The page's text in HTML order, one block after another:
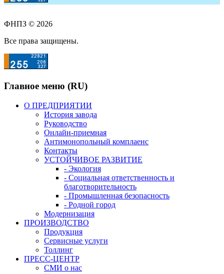
ФНПЗ © 2026
Все права защищены.
Главное меню (RU)
О ПРЕДПРИЯТИИ
История завода
Руководство
Онлайн-приемная
Антимонопольный комплаенс
Контакты
УСТОЙЧИВОЕ РАЗВИТИЕ
- Экология
- Социальная ответственность и
благотворительность
- Промышленная безопасность
- Родной город
Модернизация
ПРОИЗВОДСТВО
Продукция
Сервисные услуги
Толлинг
ПРЕСС-ЦЕНТР
СМИ о нас